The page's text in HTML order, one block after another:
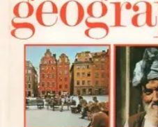
Atlas Géographique
TendancesPerception et Utilisation
Apprentissage
Atlas Thématiques
Atlas Géographique